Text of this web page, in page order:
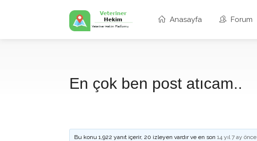
Anasayfa Forum
En çok ben post atıcam..
Bu konu 1,922 yanıt içerir, 20 izleyen vardır ve en son14 yıl 7 ay önce